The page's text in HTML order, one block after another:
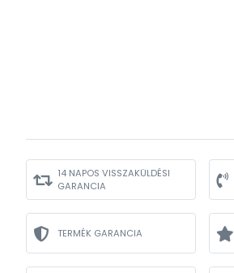
14 NAPOS VISSZAKÜLDÉSI
GARANCIA
TERMÉK GARANCIA